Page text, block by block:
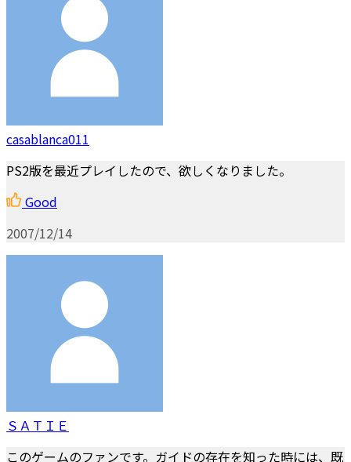
casablanca011
PS2版を最近プレイしたので、欲しくなりました。
Good
2007/12/14
ＳＡＴＩＥ
このゲームのファンです。ガイドの存在を知った時には、既